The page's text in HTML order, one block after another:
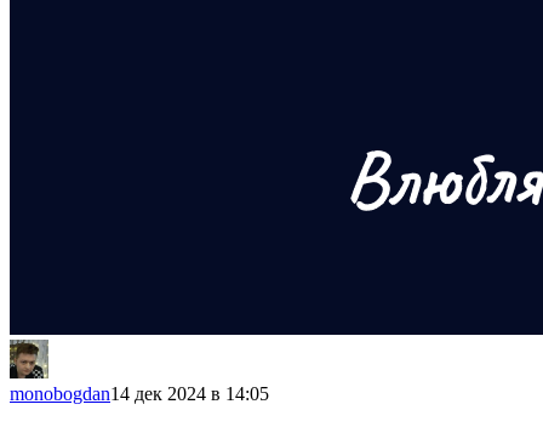
monobogdan14 дек 2024 в 14:05